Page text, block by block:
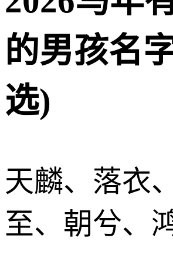
的男孩名
选)
天麟、落衣
至、朝兮、